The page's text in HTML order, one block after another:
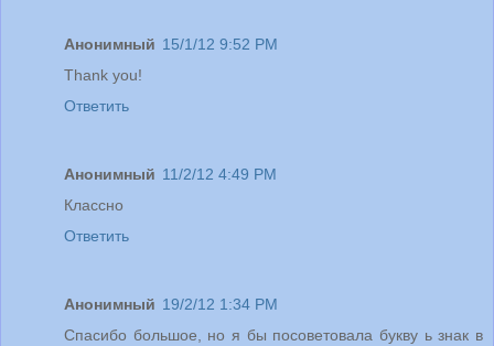
Анонимный 15/1/12 9:52 PM
Thank you!
Ответить
Анонимный 11/2/12 4:49 PM
Классно
Ответить
Анонимный 19/2/12 1:34 PM
Спасибо большое, но я бы посоветовала букву ь знак в